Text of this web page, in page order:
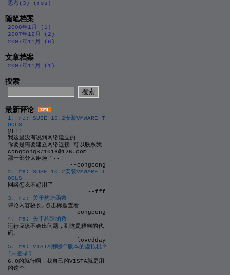
思考(3)
(rss)
随笔档案
2008年1月 (1)
2007年12月 (2)
2007年11月 (6)
文章档案
2007年11月 (1)
搜索
最新评论
1. re: SUSE 10.2安装VMWARE T
OOLS
@fff
我这里没有说到网络建立的
你要是需要建立网络连接 可以联系我
congcong371016@126.com
那一部分太麻烦了··！
--congcong
2. re: SUSE 10.2安装VMWARE T
OOLS
网络怎么不好用了
--fff
3. re: 关于构造函数
评论内容较长,点击标题查看
--congcong
4. re: 关于构造函数
运行应该不会出问题，到这是糟糕的代
码。
--lovedday
5. re: VISTA用哪个版本的虚拟机？
[未登录]
6.0的就行啊，我自己的VISTA就是用
的这个